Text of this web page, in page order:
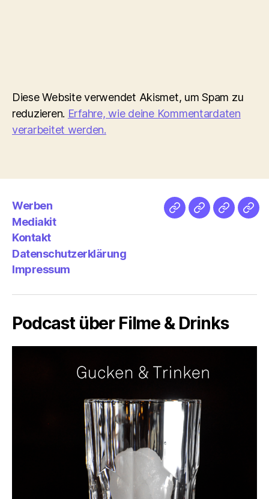
Diese Website verwendet Akismet, um Spam zu
reduzieren. Erfahre, wie deine Kommentardaten
verarbeitet werden.
Werben
Mediakit
Kontakt
Datenschutzerklärung
Impressum
NetzMedien
Podcast über Filme & Drinks